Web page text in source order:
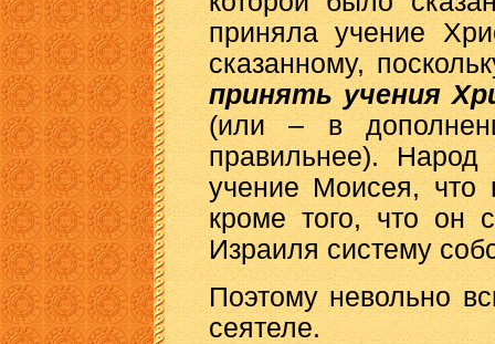
приняла учение
сказанному,
принять учения
(или – в
правильнее). Народ
учение Моисея, что
кроме того, что он
Израиля систему
Поэтому невольно
сеятеле.